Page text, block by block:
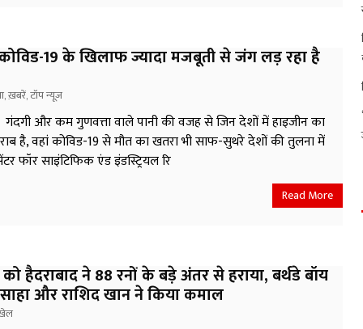
19 के खिलाफ ज्यादा मजबूती से जंग लड़ रहा है
,ख़बरें,टॉप न्यूज़
और कम गुणवत्ता वाले पानी की वजह से जिन देशों में हाइजीन का
है, वहां कोविड-19 से मौत का खतरा भी साफ-सुथरे देशों की तुलना में
फॉर साइंटिफिक एंड इंडस्ट्रियल रि
Read More
को हैदराबाद ने 88 रनों के बड़े अंतर से हराया, बर्थडे बॉय
साहा और राशिद खान ने किया कमाल